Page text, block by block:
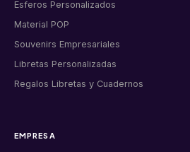
Esferos Personalizados
Material POP
Souvenirs Empresariales
Libretas Personalizadas
Regalos Libretas y Cuadernos
EMPRESA